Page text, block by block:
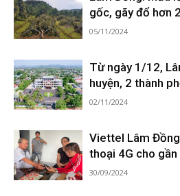
gốc, gãy đổ hơn
05/11/2024
Từ ngày 1/12,
huyện, 2 thành
02/11/2024
Viettel Lâm
thoại 4G cho
30/09/2024